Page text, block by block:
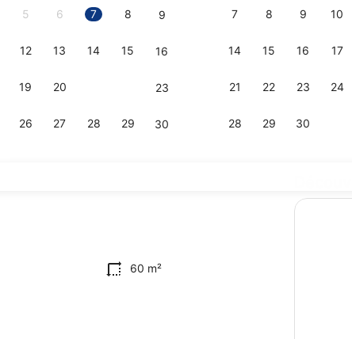
5 6 7 8 9
12 13 14 15 16
19 20 23
26 27 28 29 30
7 8 9 10
14 15 16 17
21 22 23 24
28 29 30
60 m²